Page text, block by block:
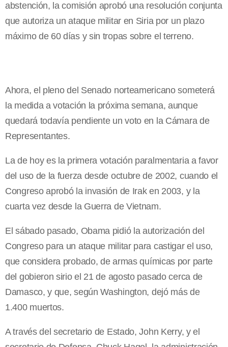
abstención, la comisión aprobó una resolución conjunta
que autoriza un ataque militar en Siria por un plazo
máximo de 60 días y sin tropas sobre el terreno.
Ahora, el pleno del Senado norteamericano someterá
la medida a votación la próxima semana, aunque
quedará todavía pendiente un voto en la Cámara de
Representantes.
La de hoy es la primera votación paralmentaria a favor
del uso de la fuerza desde octubre de 2002, cuando el
Congreso aprobó la invasión de Irak en 2003, y la
cuarta vez desde la Guerra de Vietnam.
El sábado pasado, Obama pidió la autorización del
Congreso para un ataque militar para castigar el uso,
que considera probado, de armas químicas por parte
del gobieron sirio el 21 de agosto pasado cerca de
Damasco, y que, según Washington, dejó más de
1.400 muertos.
A través del secretario de Estado, John Kerry, y el